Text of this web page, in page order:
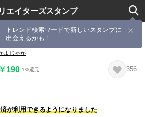
エイターズスタンプ
トレンド検索ワードで新しいスタンプに
出会えるかも！
マっぽい子。８(敬語っぽい)
よじゃが
￥190 1%還元 356
が利用できるようになりました